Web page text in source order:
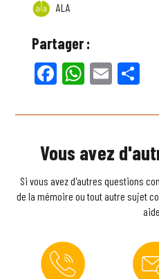
ALA
Partager :
Facebook
WhatsApp
Email
Vous avez
Si vous avez d'autres questions
de la mémoire ou tout autre sujet